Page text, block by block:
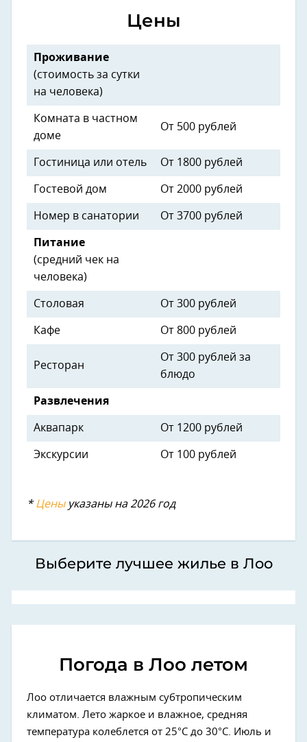
Цены
Проживание
(стоимость за сутки
на человека)
Комната в частном
доме
От 500 рублей
Гостиница или отель От 1800 рублей
Гостевой дом От 2000 рублей
Номер в санатории От 3700 рублей
Питание
(средний чек на
человека)
Столовая От 300 рублей
Кафе От 800 рублей
Ресторан
От 300 рублей за
блюдо
Развлечения
Аквапарк От 1200 рублей
Экскурсии От 100 рублей
* Ценыуказаны на 2026 год
Выберите лучшее жилье в Лоо
Погода в Лоо летом
Лоо отличается влажным субтропическим
климатом. Лето жаркое и влажное, средняя
температура колеблется от 25°C до 30°C. Июль и